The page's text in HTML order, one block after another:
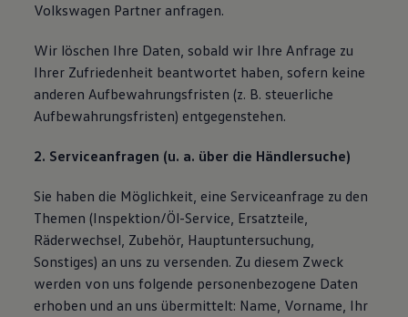
Volkswagen Partner anfragen.
Wir löschen Ihre Daten, sobald wir Ihre Anfrage zu
Ihrer Zufriedenheit beantwortet haben, sofern keine
anderen Aufbewahrungsfristen (z. B. steuerliche
Aufbewahrungsfristen) entgegenstehen.
2. Serviceanfragen (u. a. über die Händlersuche)
Sie haben die Möglichkeit, eine Serviceanfrage zu den
Themen (Inspektion/Öl-Service, Ersatzteile,
Räderwechsel, Zubehör, Hauptuntersuchung,
Sonstiges) an uns zu versenden. Zu diesem Zweck
werden von uns folgende personenbezogene Daten
erhoben und an uns übermittelt: Name, Vorname, Ihr